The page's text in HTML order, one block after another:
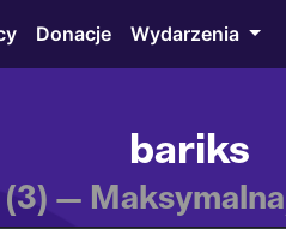
Donacje Wydarzenia
bariks
(3) —